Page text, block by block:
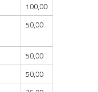
100,00
50,00
50,00
50,00